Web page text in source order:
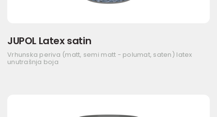
JUPOL Latex satin
Vrhunska periva (matt, semi matt - polumat, saten) latex
unutrašnja boja